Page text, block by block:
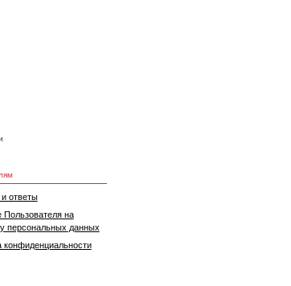
ответы
Пользователя на
персональных данных
конфиденциальности